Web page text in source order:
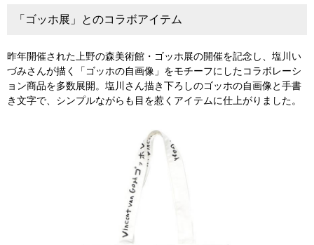
「ゴッホ展」とのコラボアイテム
昨年開催された上野の森美術館・ゴッホ展の開催を記念し、塩川い
づみさんが描く「ゴッホの自画像」をモチーフにしたコラボレーシ
ョン商品を多数展開。塩川さん描き下ろしのゴッホの自画像と手書
き文字で、シンプルながらも目を惹くアイテムに仕上がりました。